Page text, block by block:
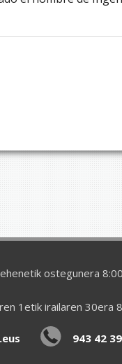
ostegunera
1etik irailaren 30era
943 42